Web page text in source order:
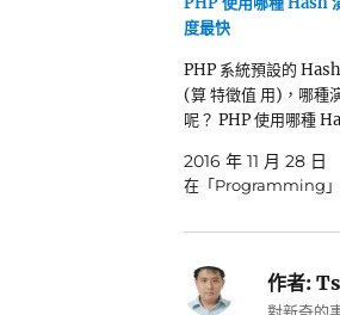
度最快
PHP 系統預設的
(算 特徵值 用)，哪種
呢？ PHP 使用哪種
2016 年 11 月 28 日
在「Programming
作者: